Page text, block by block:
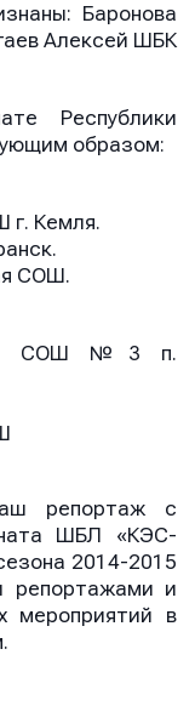
Баронова
Алексей ШБК
Республики
образом:
г. Кемля.
СОШ.
СОШ №3 п.
репортаж с
ШБЛ «КЭС-
2014-2015
репортажами и
мероприятий в